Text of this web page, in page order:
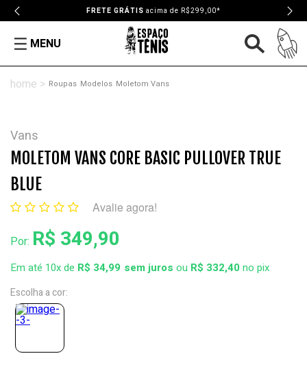
FRETE GRÁTIS acima de R$299,00*
MENU
Roupas Modelos Moletom Vans
Vans
MOLETOM VANS CORE BASIC PULLOVER TRUE
BLUE
Avalie agora!
Por: R$ 349,90
Em até 10x de R$ 34,99 ou R$ 332,40no pix
Escolha a cor: